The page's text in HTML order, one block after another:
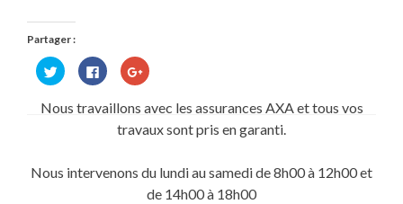
Partager :
Cliquez
pour
partager
Twitter(ouvre
Cliquez
pour
partager
sur
Facebook(ouvre
dans
une
Cliquez
pour
Google+
dans
fenêtre)
Nous travaillons avec les assurances AXA et tous vos
travaux sont pris en garanti.
Nous intervenons du lundi au samedi de 8h00 à 12h00 et
de 14h00 à 18h00